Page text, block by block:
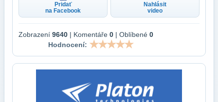
Pridať
na Facebook
Nahlásit
video
Zobrazení 9640 | Komentáře 0 | Oblíbené 0
Hodnocení: